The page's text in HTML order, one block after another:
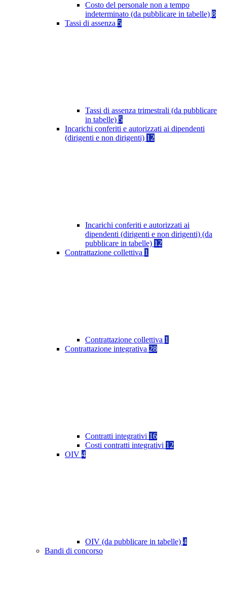
Costo del personale non a tempo
indeterminato (da pubblicare in tabelle) 8
Tassi di assenza 5
Tassi di assenza trimestrali (da pubblicare
in tabelle) 5
Incarichi conferiti e autorizzati ai dipendenti
(dirigenti e non dirigenti) 12
Incarichi conferiti e autorizzati ai
dipendenti (dirigenti e non dirigenti) (da
pubblicare in tabelle) 12
Contrattazione collettiva 1
Contrattazione collettiva 1
Contrattazione integrativa 28
Contratti integrativi 16
Costi contratti integrativi 12
OIV 4
OIV (da pubblicare in tabelle) 4
Bandi di concorso